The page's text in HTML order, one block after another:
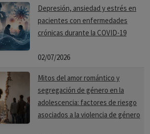
Depresión, ansiedad y estrés en
pacientes con enfermedades
crónicas durante la COVID-19
02/07/2026
Mitos del amor romántico y
segregación de género en la
adolescencia: factores de riesgo
asociados a la violencia de género